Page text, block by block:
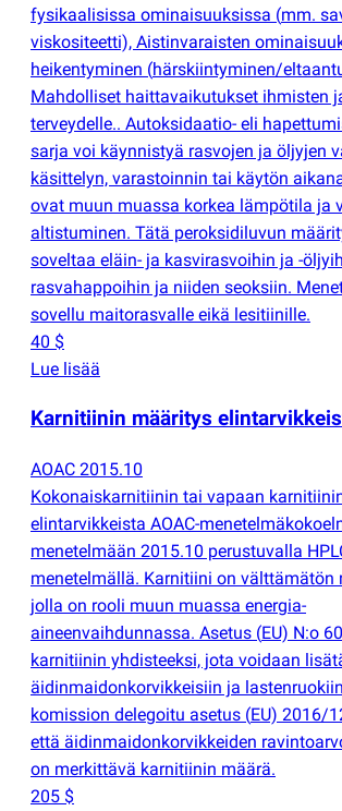
fysikaalisissa ominaisuuksissa (mm.
viskositeetti), Aistinvaraisten
heikentyminen (härskiintyminen/
Mahdolliset haittavaikutukset ihmisten
terveydelle.. Autoksidaatio- eli
sarja voi käynnistyä rasvojen ja öljyjen
käsittelyn, varastoinnin tai käytön
ovat muun muassa korkea lämpötila ja
altistuminen. Tätä peroksidiluvun
soveltaa eläin- ja kasvirasvoihin ja -
rasvahappoihin ja niiden seoksiin.
sovellu maitorasvalle eikä lesitiinille.
40 $
Lue lisää
Karnitiinin määritys
AOAC 2015.10
Kokonaiskarnitiinin tai vapaan
elintarvikkeista AOAC-
menetelmään 2015.10 perustuvalla
menetelmällä. Karnitiini on välttämätön
jolla on rooli muun muassa energia-
aineenvaihdunnassa. Asetus (EU) N:o
karnitiinin yhdisteeksi, jota voidaan
äidinmaidonkorvikkeisiin ja
komission delegoitu asetus (EU) 2016/
että äidinmaidonkorvikkeiden
on merkittävä karnitiinin määrä.
205 $